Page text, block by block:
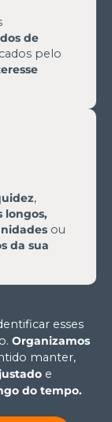
de
pelo
,
longos,
ou
da sua
esses
Organizamos
manter,
e
do tempo.